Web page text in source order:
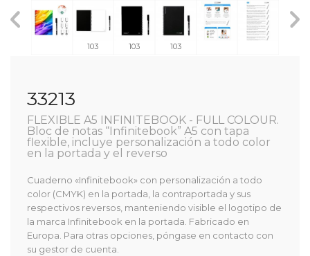
103 103 103
33213
FLEXIBLE A5 INFINITEBOOK - FULL COLOUR.
Bloc de notas “Infinitebook” A5 con tapa
flexible, incluye personalización a todo color
en la portada y el reverso
Cuaderno «Infinitebook» con personalización a todo
color (CMYK) en la portada, la contraportada y sus
respectivos reversos, manteniendo visible el logotipo de
la marca Infinitebook en la portada. Fabricado en
Europa. Para otras opciones, póngase en contacto con
su gestor de cuenta.